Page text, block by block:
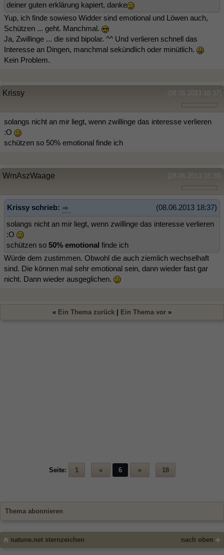
deiner guten erklärung kapiert, danke
Yup, ich finde sowieso Widder sind emotional und Löwen auch,
Schützen ... geht. Manchmal.
Ja, Zwillinge ... die sind bipolar. ^^ Und verlieren schnell das
Interesse an Dingen, manchmal sekündlich oder minütlich.
Kein Problem.
(08.06.2013 18:37)
Krissy
solangs nicht an mir liegt, wenn zwillinge das interesse verlieren
:O
schützen so 50% emotional finde ich
(08.06.2013 18:38)
WmAszWaage
(08.06.2013 18:37)
Krissy schrieb:
solangs nicht an mir liegt, wenn zwillinge das interesse verlieren
:O
schützen so 50% emotional finde ich
Würde dem zustimmen. Obwohl die auch ziemlich wechselhaft
sind. Die können mal sehr emotional sein, dann wieder fast gar
nicht. Dann wieder ausgeglichen.
« Ein Thema zurück Ein Thema vor »
Seite: 1 « 6 » 18
Thema abonnieren
nach oben
natune.net sternzeichen